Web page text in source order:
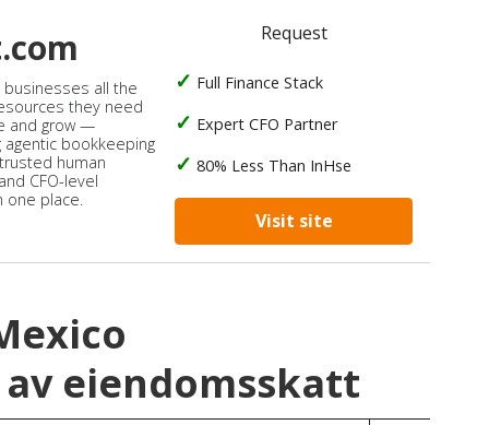
businesses all the
they need
and grow —
agentic bookkeeping
human
CFO-level
one place.
Request
Full Finance Stack
Expert CFO Partner
80% Less Than InHse
Visit site
eiendomsskatt